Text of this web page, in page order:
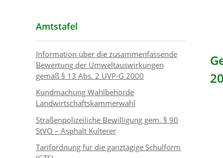
Amtstafel
Information über die zusammenfassende
Bewertung der Umweltauswirkungen
gemäß § 13 Abs. 2 UVP-G 2000
Kundmachung Wahlbehörde
Landwirtschaftskammerwahl
Straßenpolizeiliche Bewilligung gem. § 90
StVO – Asphalt Kulterer
Tarifordnung für die ganztägige Schulform